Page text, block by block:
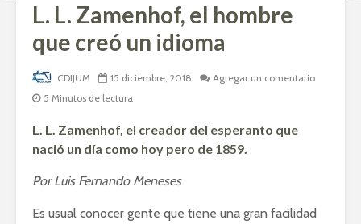
L. L. Zamenhof, el hombre
que creó un idioma
CDIJUM 15 diciembre, 2018
Agregar un comentario
5 Minutos de lectura
L. L. Zamenhof, el creador del esperanto que
nació un día como hoy pero de 1859.
Por Luis Fernando Meneses
Es usual conocer gente que tiene una gran facilidad